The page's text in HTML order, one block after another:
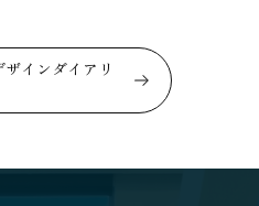
インダイアリ